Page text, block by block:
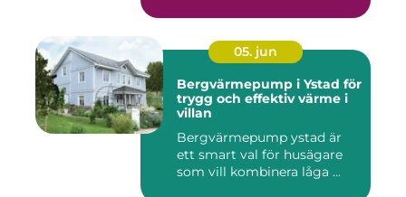
05. jun
Bergvärmepump i Ystad för
trygg och effektiv värme i
villan
Bergvärmepump ystad är
ett smart val för husägare
som vill kombinera låga ...